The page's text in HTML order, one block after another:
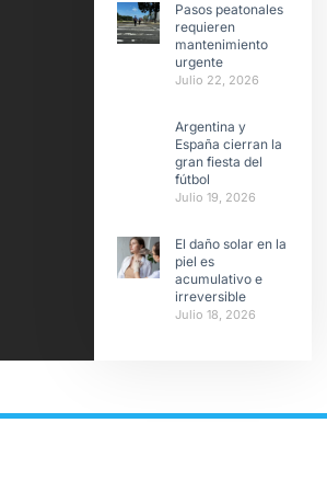
Pasos peatonales
requieren
mantenimiento
urgente
Julio 22, 2026
Argentina y
España cierran la
gran fiesta del
fútbol
Julio 19, 2026
El daño solar en la
piel es
acumulativo e
irreversible
Julio 18, 2026